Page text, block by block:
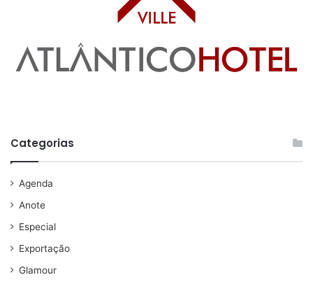
Categorias
Agenda
Anote
Especial
Exportação
Glamour